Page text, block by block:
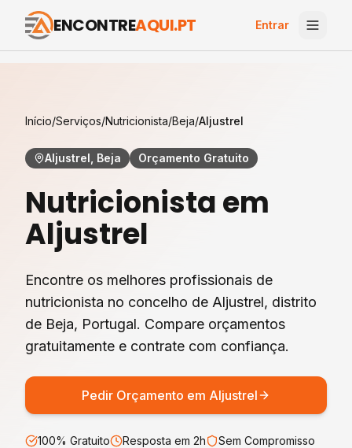
ENCONTREAQUI.PT Entrar
Início/Serviços/Nutricionista/Beja/Aljustrel
Aljustrel, Beja Orçamento Gratuito
Nutricionistaem
Aljustrel
Encontre os melhores profissionais de
nutricionista no concelho de Aljustrel, distrito
de Beja, Portugal. Compare orçamentos
gratuitamente e contrate com confiança.
Pedir Orçamento em Aljustrel
100% Gratuito Resposta em 2h Sem Compromisso